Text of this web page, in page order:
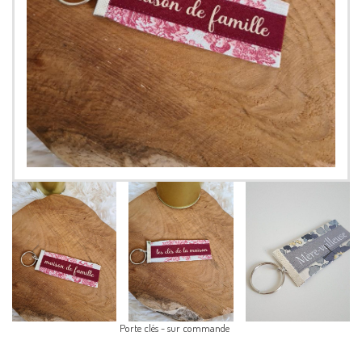
Porte clés - sur commande